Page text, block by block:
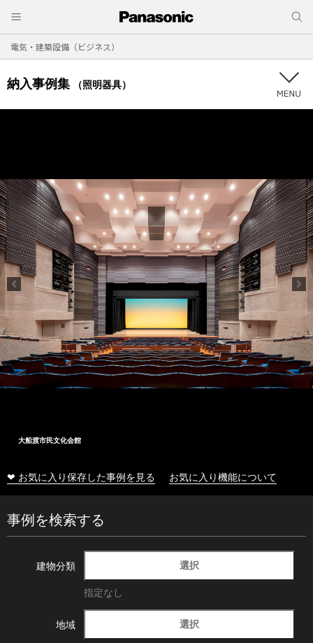
電気・建築設備（ビジネス）
納入事例集 （照明器具）
大船渡市民文化会館
❤ お気に入り保存した事例を見る お気に入り機能について
事例を検索する
建物分類 選択
指定なし
地域 選択